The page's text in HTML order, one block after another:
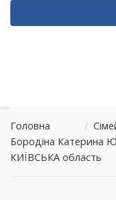
Головна /
Бородіна Катерина
КИЇВСЬКА область